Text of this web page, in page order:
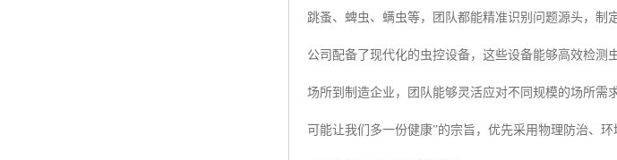
跳蚤、蜱虫、螨虫等，团队都能精准识别问题源头，制
公司配备了现代化的虫控设备，这些设备能够高效检
场所到制造企业，团队能够灵活应对不同规模的场所需
可能让我们多一份健康”的宗旨，优先采用物理防治、